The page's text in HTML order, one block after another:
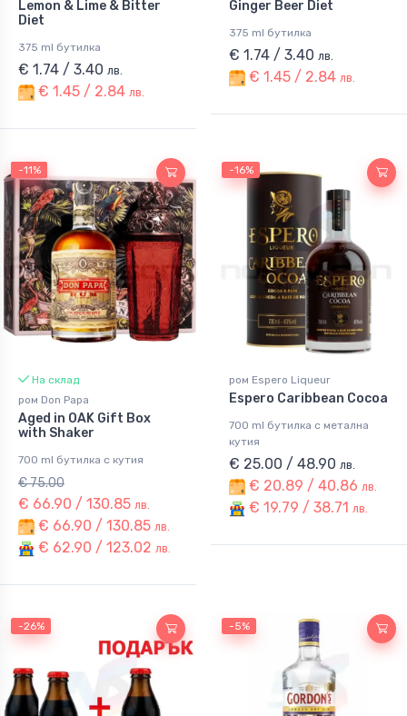
Lemon & Lime & Bitter
Diet
375 ml бутилка
€ 1.74 / 3.40 лв.
€ 1.45 / 2.84 лв.
Ginger Beer Diet
375 ml бутилка
€ 1.74 / 3.40 лв.
€ 1.45 / 2.84 лв.
-11%
-11%
На склад
ром Don Papa
Aged in OAK Gift Box
with Shaker
700 ml бутилка с кутия
€ 75.00
€ 66.90 / 130.85 лв.
€ 66.90 / 130.85 лв.
€ 62.90 / 123.02 лв.
-16%
ром Espero Liqueur
Espero Caribbean Cocoa
700 ml бутилка с метална
кутия
€ 25.00 / 48.90 лв.
€ 20.89 / 40.86 лв.
€ 19.79 / 38.71 лв.
-26% -5%